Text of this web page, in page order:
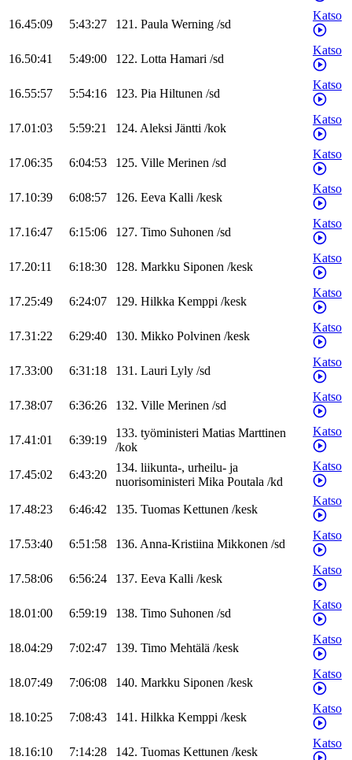
16.45:09 5:43:27 121. Paula Werning /sd
Katso
16.50:41 5:49:00 122. Lotta Hamari /sd
Katso
16.55:57 5:54:16 123. Pia Hiltunen /sd
Katso
17.01:03 5:59:21 124. Aleksi Jäntti /kok
Katso
17.06:35 6:04:53 125. Ville Merinen /sd
Katso
17.10:39 6:08:57 126. Eeva Kalli /kesk
Katso
17.16:47 6:15:06 127. Timo Suhonen /sd
Katso
17.20:11 6:18:30 128. Markku Siponen /kesk
Katso
17.25:49 6:24:07 129. Hilkka Kemppi /kesk
Katso
17.31:22 6:29:40 130. Mikko Polvinen /kesk
Katso
17.33:00 6:31:18 131. Lauri Lyly /sd
Katso
17.38:07 6:36:26 132. Ville Merinen /sd
Katso
17.41:01 6:39:19
133. työministeri Matias Marttinen
/kok
Katso
17.45:02 6:43:20
134. liikunta-, urheilu- ja
nuorisoministeri Mika Poutala /kd
Katso
17.48:23 6:46:42 135. Tuomas Kettunen /kesk
Katso
17.53:40 6:51:58 136. Anna-Kristiina Mikkonen /sd
Katso
17.58:06 6:56:24 137. Eeva Kalli /kesk
Katso
18.01:00 6:59:19 138. Timo Suhonen /sd
Katso
18.04:29 7:02:47 139. Timo Mehtälä /kesk
Katso
18.07:49 7:06:08 140. Markku Siponen /kesk
Katso
18.10:25 7:08:43 141. Hilkka Kemppi /kesk
Katso
18.16:10 7:14:28 142. Tuomas Kettunen /kesk
Katso